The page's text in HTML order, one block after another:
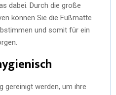
dabei. Durch die große
können Sie die Fußmatte
und somit für ein
gereinigt werden, um ihre